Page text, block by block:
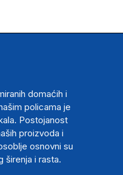
domaćih i
policama je
Postojanost
proizvoda i
osnovni su
širenja i rasta.